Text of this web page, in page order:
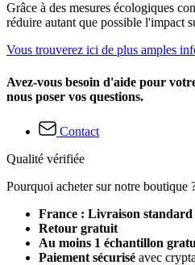
Grâce à des mesures écologiques
réduire autant que possible l'impact
Vous trouverez ici de plus amples
Avez-vous besoin d'aide pour
nous poser vos questions.
Contact
Qualité vérifiée
Pourquoi acheter sur notre boutique
France : Livraison
Retour gratuit
Au moins 1 échantillon
Paiement sécurisé avec